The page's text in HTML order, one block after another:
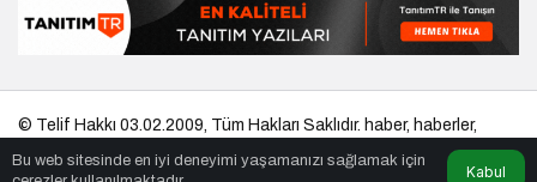
Bu web sitesinde en iyi deneyimi yaşamanızı sağlamak için
Kabul
© Telif Hakkı 03.02.2009, Tüm Hakları Saklıdır. haber, haberler,
eshaber,
kadın, habertr